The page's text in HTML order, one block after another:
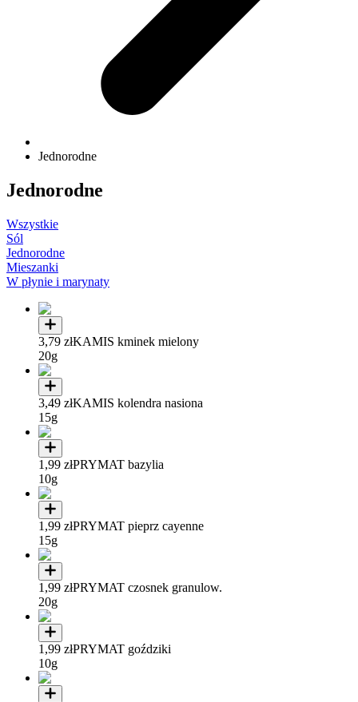
Jednorodne
Jednorodne
Wszystkie
Sól
Jednorodne
Mieszanki
W płynie i marynaty
3,79 złKAMIS kminek mielony
20g
3,49 złKAMIS kolendra nasiona
15g
1,99 złPRYMAT bazylia
10g
1,99 złPRYMAT pieprz cayenne
15g
1,99 złPRYMAT czosnek granulow.
20g
1,99 złPRYMAT goździki
10g